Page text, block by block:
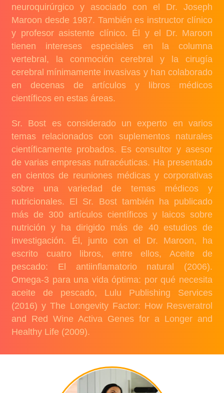
neuroquirúrgico y asociado con el Dr. Joseph
Maroon desde 1987. También es instructor clínico
y profesor asistente clínico. Él y el Dr. Maroon
tienen intereses especiales en la columna
vertebral, la conmoción cerebral y la cirugía
cerebral mínimamente invasivas y han colaborado
en decenas de artículos y libros médicos
científicos en estas áreas.
Sr. Bost es considerado un experto en varios
temas relacionados con suplementos naturales
científicamente probados. Es consultor y asesor
de varias empresas nutracéuticas. Ha presentado
en cientos de reuniones médicas y corporativas
sobre una variedad de temas médicos y
nutricionales. El Sr. Bost también ha publicado
más de 300 artículos científicos y laicos sobre
nutrición y ha dirigido más de 40 estudios de
investigación. Él, junto con el Dr. Maroon, ha
escrito cuatro libros, entre ellos, Aceite de
pescado: El antiinflamatorio natural (2006).
Omega-3 para una vida óptima: por qué necesita
aceite de pescado, Lulu Publishing Services
(2016) y The Longevity Factor: How Resveratrol
and Red Wine Activa Genes for a Longer and
Healthy Life (2009).